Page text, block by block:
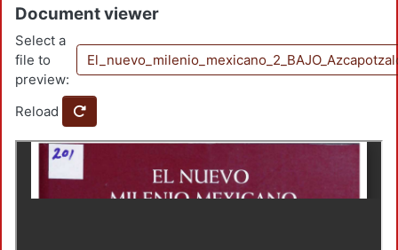
Document viewer
Select a
file to
preview:
Reload